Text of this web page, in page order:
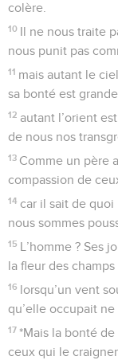
colère.
10 Il ne nous traite
nous punit pas
11 mais autant le
sa bonté est
12 autant l’orient
de nous nos
13 Comme un père
compassion de
14 car il sait de
nous sommes
15 L’homme ? Ses
la fleur des champs
16 lorsqu’un vent
qu’elle occupait ne
17 *Mais la bonté
ceux qui le